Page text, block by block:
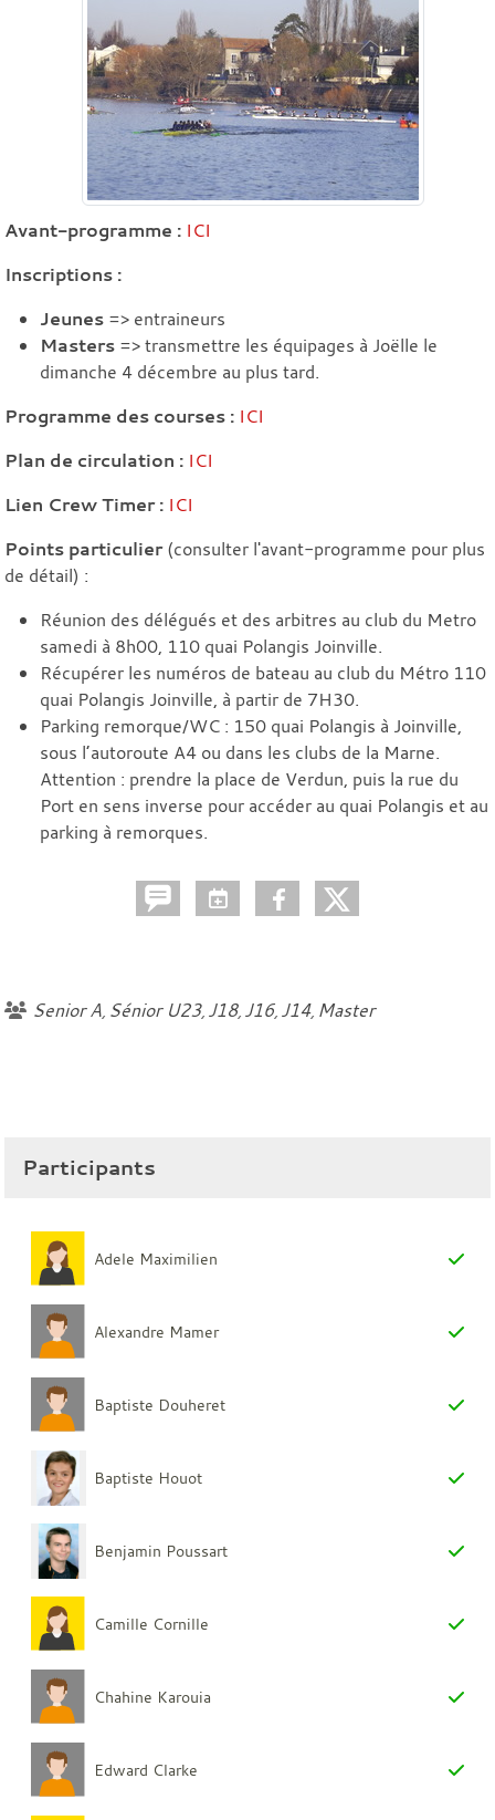
Avant-programme : ICI
Inscriptions :
Jeunes => entraineurs
Masters => transmettre les équipages à Joëlle le
dimanche 4 décembre au plus tard.
Programme des courses : ICI
Plan de circulation : ICI
Lien Crew Timer : ICI
Points particulier(consulter l'avant-programme pour plus
de détail) :
Réunion des délégués et des arbitres au club du Metro
samedi à 8h00, 110 quai Polangis Joinville.
Récupérer les numéros de bateau au club du Métro 110
quai Polangis Joinville, à partir de 7H30.
Parking remorque/WC : 150 quai Polangis à Joinville,
sous l’autoroute A4 ou dans les clubs de la Marne.
Attention : prendre la place de Verdun, puis la rue du
Port en sens inverse pour accéder au quai Polangis et au
parking à remorques.
Senior A Sénior U23 J18 J16 J14 Master
Participants
Adele Maximilien
Alexandre Mamer
Baptiste Douheret
Baptiste Houot
Benjamin Poussart
Camille Cornille
Chahine Karouia
Edward Clarke